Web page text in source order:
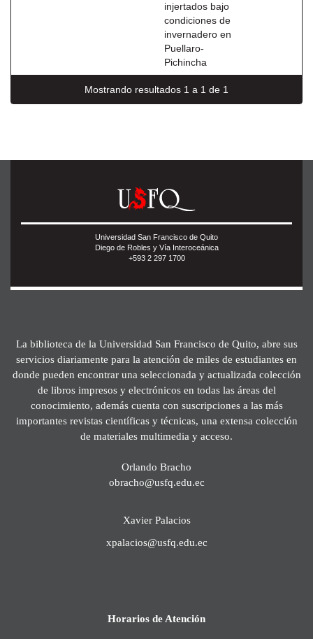
injertados bajo
condiciones de
invernadero en
Puellaro-
Pichincha
Mostrando resultados 1 a 1 de 1
Universidad San Francisco de Quito
Diego de Robles y Vía Interoceánica
+593 2 297 1700
La biblioteca de la Universidad San Francisco de Quito, abre sus
servicios diariamente para la atención de miles de estudiantes en
donde pueden encontrar una seleccionada y actualizada colección
de libros impresos y electrónicos en todas las áreas del
conocimiento, además cuenta con suscripciones a las más
importantes revistas científicas y técnicas, una extensa colección
de materiales multimedia y acceso.
Orlando Bracho
obracho@usfq.edu.ec
Xavier Palacios
xpalacios@usfq.edu.ec
Horarios de Atención